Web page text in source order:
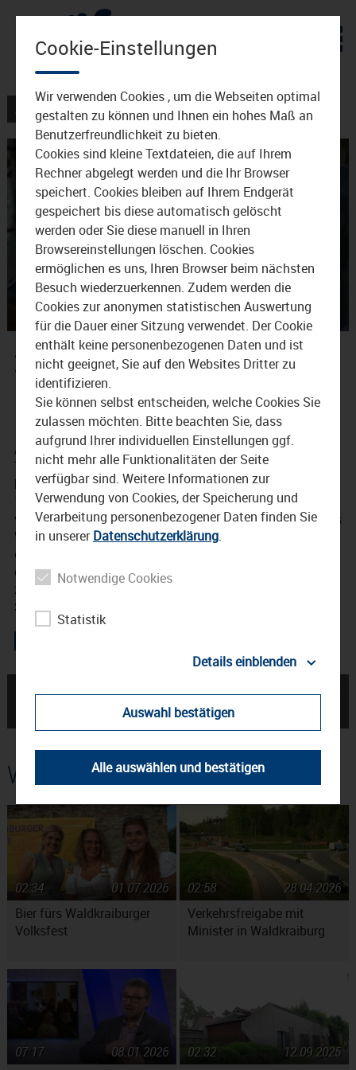
AKTUELLES VERANSTALTUNGEN
Video
Allan Taylor spielt in
Waldkraiburg
19. Mai 2016
Am 20.5 gastiert der britische Singer/Songwriter Allan
Taylor im Haus der Kultur in Waldkraiburg. Von seinem
berühmtesten Lied ‚It`s good to see you‘ gibt es mehr als
100 Coverversionen in mehr als zehn Sprachen. Zuletzt
veröffentlichte er eine Live-CD seiner Konzerte mit Hannes
Wader, dessen ‚Heute hier morgen da‘ möglicherweise
ebenso von Jack Kerouac geprägt ist wie das Liedgut und
das Leben von Allan Taylor. Wir haben dem Troubadour
zugehört. Allan Taylor spricht über das Abenteuer
Songwriting und sein Leben.
Lynch in Waldkraiburg
Weitere Beiträge
Bier fürs Waldkraiburger
Volksfest
01.07.2026
02:34
Verkehrsfreigabe mit
Minister in Waldkraiburg
28.04.2026
02:58
08.01.2026
07:17
12.09.2025
02:32
Cookie-Einstellungen
Wir verwenden Cookies , um die Webseiten optimal
gestalten zu können und Ihnen ein hohes Maß an
Benutzerfreundlichkeit zu bieten.
Cookies sind kleine Textdateien, die auf Ihrem
Rechner abgelegt werden und die Ihr Browser
speichert. Cookies bleiben auf Ihrem Endgerät
gespeichert bis diese automatisch gelöscht
werden oder Sie diese manuell in Ihren
Browsereinstellungen löschen. Cookies
ermöglichen es uns, Ihren Browser beim nächsten
Besuch wiederzuerkennen. Zudem werden die
Cookies zur anonymen statistischen Auswertung
für die Dauer einer Sitzung verwendet. Der Cookie
enthält keine personenbezogenen Daten und ist
nicht geeignet, Sie auf den Websites Dritter zu
identifizieren.
Sie können selbst entscheiden, welche Cookies Sie
zulassen möchten. Bitte beachten Sie, dass
aufgrund Ihrer individuellen Einstellungen ggf.
nicht mehr alle Funktionalitäten der Seite
verfügbar sind. Weitere Informationen zur
Verwendung von Cookies, der Speicherung und
Verarbeitung personenbezogener Daten finden Sie
in unsererDatenschutzerklärung.
Notwendige Cookies
Statistik
Details einblenden
Auswahl bestätigen
Alle auswählen und bestätigen